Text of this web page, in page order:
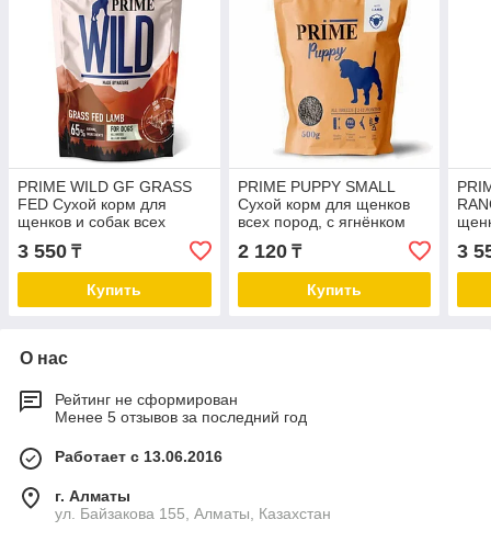
PRIME WILD GF GRASS
FED Сухой корм для
щенков и собак всех
пород, с ягненком
3 550 ₸
Купить
PRIME PUPPY SMALL
Сухой корм для щенков
всех пород, с ягнёнком
2 120₸
Купить
3
О нас
Рейтинг не сформирован
Менее 5 отзывов за последний год
Работает с 13.06.2016
г. Алматы
ул. Байзакова 155, Алматы, Казахстан